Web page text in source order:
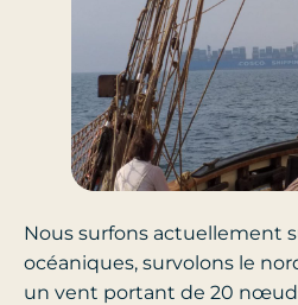
Nous surfons actuellement
océaniques, survolons le
un vent portant de 20